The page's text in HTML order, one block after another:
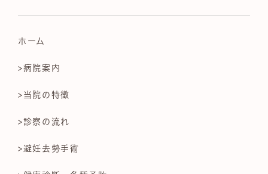
ホーム
>病院案内
>当院の特徴
>診察の流れ
>避妊去勢手術